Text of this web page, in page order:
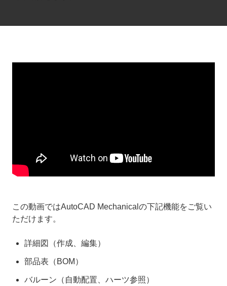
この動画ではAutoCAD Mechanicalの下記機能をご覧い
ただけます。
詳細図（作成、編集）
部品表（BOM）
バルーン（自動配置、ハーツ参照）